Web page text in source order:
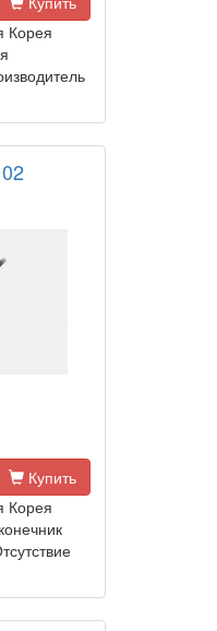
Корея
Купить
Корея